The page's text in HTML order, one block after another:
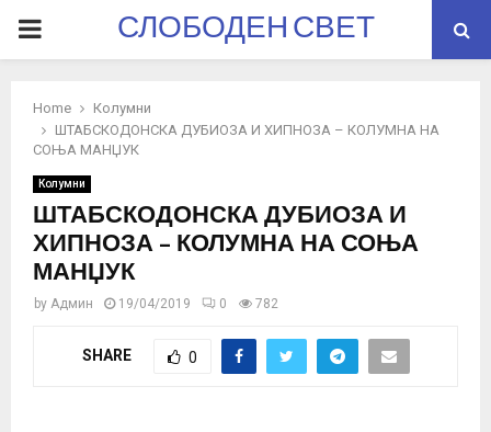
PRIMARYСЛОБОДЕН СВЕТ
Home
Колумни
ШТАБСКОДОНСКА ДУБИОЗА И ХИПНОЗА – КОЛУМНА НА
СОЊА МАНЏУК
Колумни
ШТАБСКОДОНСКА ДУБИОЗА И
ХИПНОЗА – КОЛУМНА НА СОЊА
МАНЏУК
by Админ 19/04/2019 0 782
SHARE 0